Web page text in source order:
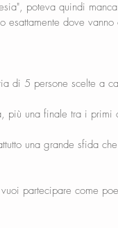
poteva quindi
esattamente dove vanno
di 5 persone scelte a
più una finale tra i primi
una grande sfida
partecipare come